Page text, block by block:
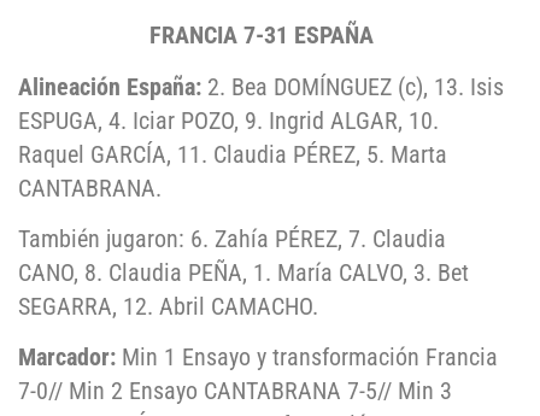
FRANCIA 7-31 ESPAÑA
Alineación España: 2. Bea DOMÍNGUEZ (c), 13. Isis
ESPUGA, 4. Iciar POZO, 9. Ingrid ALGAR, 10.
Raquel GARCÍA, 11. Claudia PÉREZ, 5. Marta
CANTABRANA.
También jugaron: 6. Zahía PÉREZ, 7. Claudia
CANO, 8. Claudia PEÑA, 1. María CALVO, 3. Bet
SEGARRA, 12. Abril CAMACHO.
Marcador: Min 1 Ensayo y transformación Francia
7-0// Min 2 Ensayo CANTABRANA 7-5// Min 3